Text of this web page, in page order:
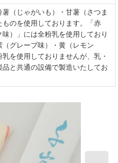
（じゃがいも）・甘薯（さつま
のを使用しております。「赤
味）」には全粉乳を使用しており
グレープ味）・黄（レモン
を使用しておりませんが、乳・
と共通の設備で製造いたしてお